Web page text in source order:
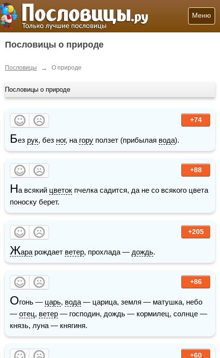
Меню
Пословицы о природе
Пословицы → О природе
Пословицы о природе
+74
Без рук, без ног, на гору ползет (прибылая вода).
+88
На всякий цветок пчелка садится, да не со всякого цвета
поноску берет.
+205
Жара рождает ветер, прохлада — дождь.
+86
Огонь — царь, вода — царица, земля — матушка, небо
— отец, ветер — господин, дождь — кормилец, солнце —
князь, луна — княгиня.
+60